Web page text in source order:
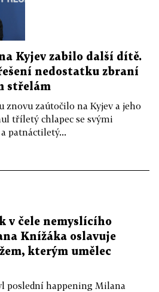
Kyjev zabilo další dítě.
nedostatku zbraní
střelám
znovu zaútočilo na Kyjev a jeho
tříletý chlapec se svými
patnáctiletý...
v čele nemyslícího
Knížáka oslavuje
kterým umělec
poslední happening Milana